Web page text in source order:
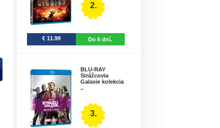
2.
€ 11.99 Do 6 dní.
BLU-RAY
Strážcovia
Galaxie kolekcia
..
3.